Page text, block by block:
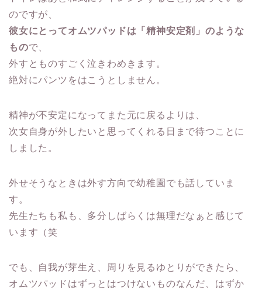
のですが、
彼女にとってオムツパッドは「精神安定剤」のような
もので、
外すとものすごく泣きわめきます。
絶対にパンツをはこうとしません。
精神が不安定になってまた元に戻るよりは、
次女自身が外したいと思ってくれる日まで待つことに
しました。
外せそうなときは外す方向で幼稚園でも話していま
す。
先生たちも私も、多分しばらくは無理だなぁと感じて
います（笑
でも、自我が芽生え、周りを見るゆとりができたら、
オムツパッドはずっとはつけないものなんだ、はずか